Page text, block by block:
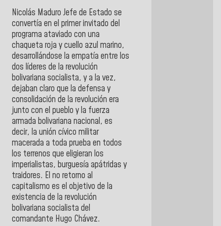
Nicolás Maduro Jefe de Estado se
convertía en el primer invitado del
programa ataviado con una
chaqueta roja y cuello azul marino,
desarrollándose la empatía entre los
dos líderes de la revolución
bolivariana socialista, y a la vez,
dejaban claro que la defensa y
consolidación de la revolución era
junto con el pueblo y la fuerza
armada bolivariana nacional, es
decir, la unión cívico militar
macerada a toda prueba en todos
los terrenos que eligieran los
imperialistas, burguesía apátridas y
traidores. El no retorno al
capitalismo es el objetivo de la
existencia de la revolución
bolivariana socialista del
comandante Hugo Chávez.